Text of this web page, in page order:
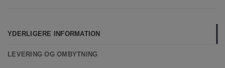
YDERLIGERE INFORMATION
LEVERING OG OMBYTNING